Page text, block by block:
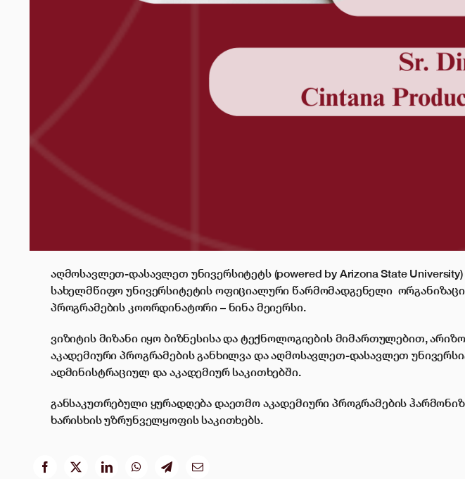
აღმოსავლეთ-დასავლეთ უნივერსიტეტს (powered by Arizona State
სახელმწიფო უნივერსიტეტის ოფიციალური წარმომადგენელი
პროგრამების კოორდინატორი – ნინა მეიერსი.
ვიზიტის მიზანი იყო ბიზნესისა და ტექნოლოგიების მიმართულებით,
აკადემიური პროგრამების განხილვა და აღმოსავლეთ-დასავლეთ
ადმინისტრაციულ და აკადემიურ საკითხებში.
განსაკუთრებული ყურადღება დაეთმო აკადემიური პროგრამების
ხარისხის უზრუნველყოფის საკითხებს.